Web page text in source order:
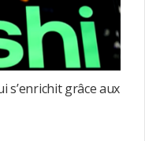
s’enrichit grâce aux